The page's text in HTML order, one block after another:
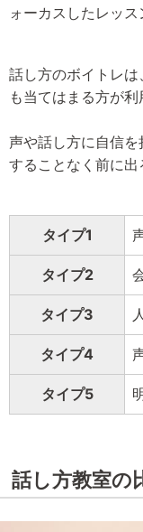
ォーカスしたレッス
話し方のボイトレ
も当てはまる方が利
声や話し方に自信
することなく前に出
タイプ1
タイプ2
タイプ3
タイプ4
タイプ5
話し方教室の